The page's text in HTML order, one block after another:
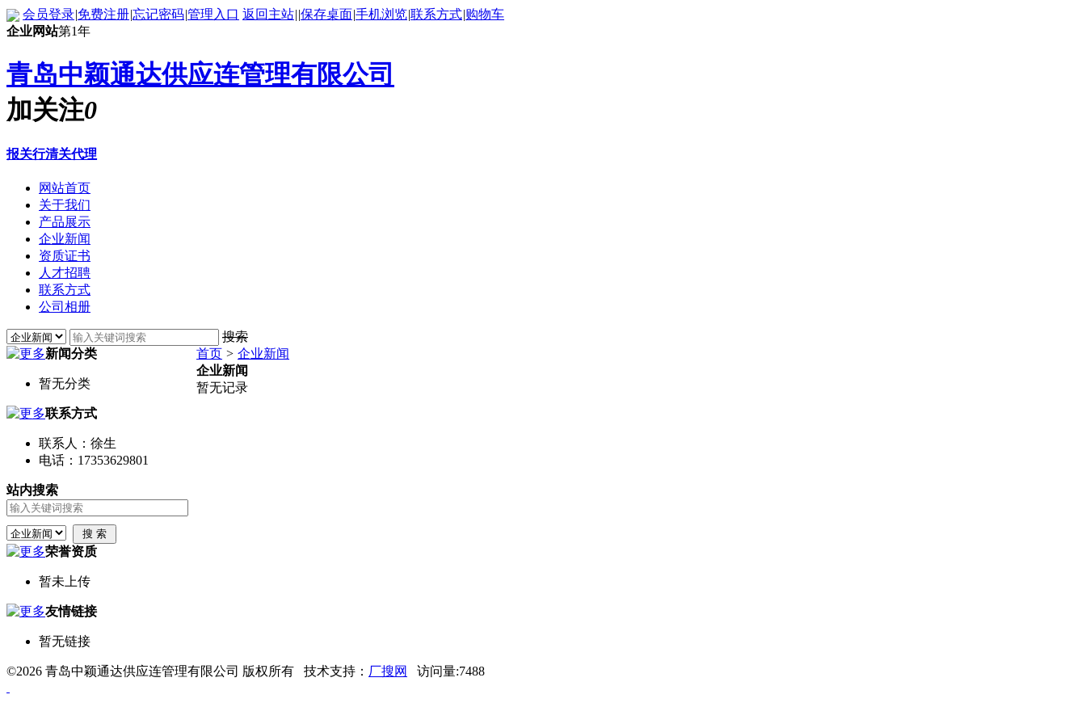
会员登录|免费注册|忘记密码|管理入口 返回主站||保存桌面|手机浏览|联系方式|购物车
企业网站第1年
青岛中颖通达供应连管理有限公司
加关注0
报关行清关代理
网站首页
关于我们
产品展示
企业新闻
资质证书
人才招聘
联系方式
公司相册
搜索
新闻分类
暂无分类
联系方式
联系人：徐生
电话：17353629801
站内搜索
荣誉资质
暂未上传
友情链接
暂无链接
首页 > 企业新闻
企业新闻
暂无记录
©2026 青岛中颖通达供应连管理有限公司 版权所有 技术支持： 厂搜网 访问量:7488